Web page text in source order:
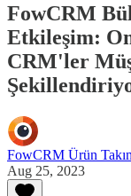
FowCRM
Etkileşim:
CRM'ler
FowCRM Ürün
Aug 25, 2023